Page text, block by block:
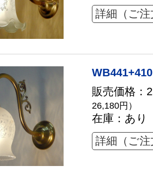
詳細（ご
販売価格：
26,180円）
在庫：あり
詳細（ご